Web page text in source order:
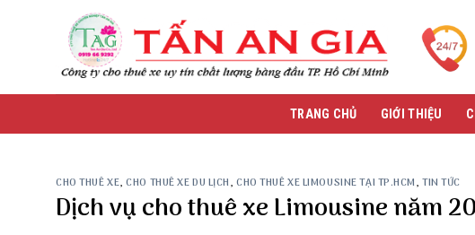
TRANG CHỦ GIỚI THIỆU
CHO THUÊ XE,CHO THUÊ XE DU LỊCH,CHO THUÊ XE LIMOUSINE TẠI TP.HCM,TIN TỨC
Dịch vụ cho thuê xe Limousine năm